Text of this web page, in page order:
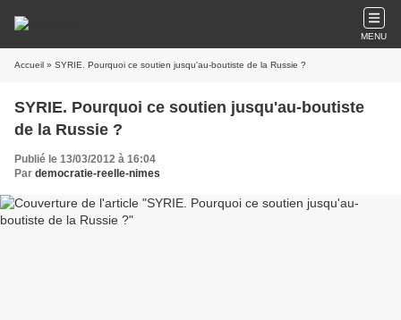
MENU
Accueil » SYRIE. Pourquoi ce soutien jusqu'au-boutiste de la Russie ?
SYRIE. Pourquoi ce soutien jusqu'au-boutiste
de la Russie ?
Publié le 13/03/2012 à 16:04
Par democratie-reelle-nimes